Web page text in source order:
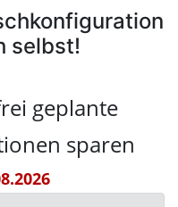
selbst!
geplante
sparen